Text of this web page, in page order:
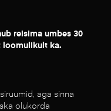
reisima umbes 30
loomulikult ka.
aga sinna
olukorda